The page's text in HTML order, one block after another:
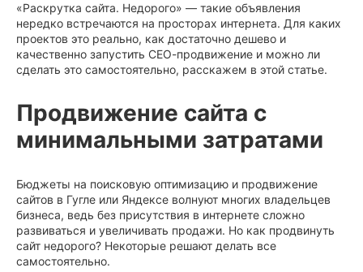
«Раскрутка сайта. Недорого» — такие объявления
нередко встречаются на просторах интернета. Для каких
проектов это реально, как достаточно дешево и
качественно запустить СЕО-продвижение и можно ли
сделать это самостоятельно, расскажем в этой статье.
Продвижение сайта с
минимальными затратами
Бюджеты на поисковую оптимизацию и продвижение
сайтов в Гугле или Яндексе волнуют многих владельцев
бизнеса, ведь без присутствия в интернете сложно
развиваться и увеличивать продажи. Но как продвинуть
сайт недорого? Некоторые решают делать все
самостоятельно.